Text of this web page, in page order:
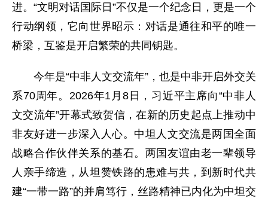
进。“文明对话国际日”不仅是一个纪念日，更是一个
行动纲领，它向世界昭示：对话是通往和平的唯一
桥梁，互鉴是开启繁荣的共同钥匙。
今年是“中非人文交流年”，也是中非开启外交关
系70周年。2026年1月8日，习近平主席向“中非人
文交流年”开幕式致贺信，在新的历史起点上推动中
非友好进一步深入人心。中坦人文交流是两国全面
战略合作伙伴关系的基石。两国友谊由老一辈领导
人亲手缔造，从坦赞铁路的患难与共，到新时代共
建“一带一路”的并肩笃行，丝路精神已内化为中坦交